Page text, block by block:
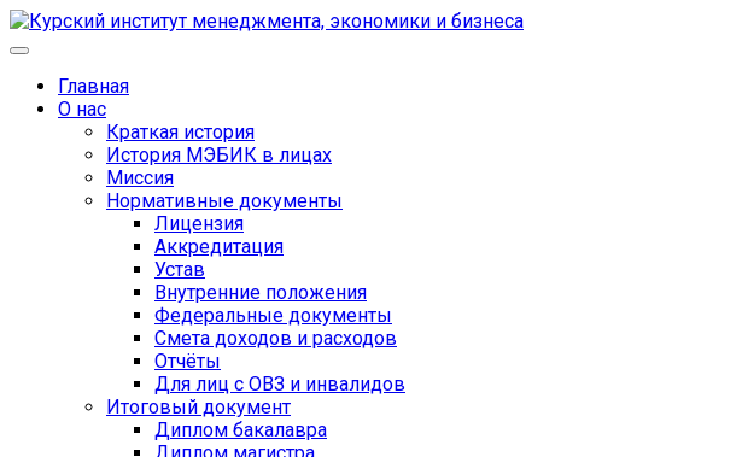
Главная
О нас
Краткая история
История МЭБИК в лицах
Миссия
Нормативные документы
Лицензия
Аккредитация
Устав
Внутренние положения
Федеральные документы
Смета доходов и расходов
Отчёты
Для лиц с ОВЗ и инвалидов
Итоговый документ
Диплом бакалавра